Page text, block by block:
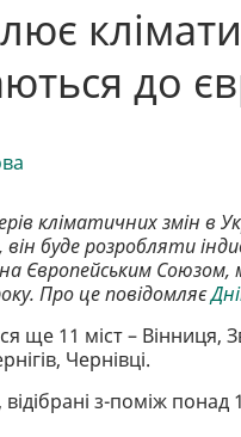
до
кліматичних змін в
буде розробляти
Європейським
Про це повідомляє
ще 11 міст –
Чернівці.
з-поміж понад